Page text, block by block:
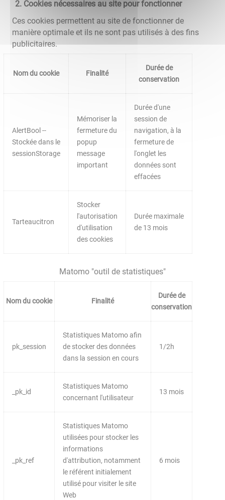
Cookies nécessaires au site pour fonctionner
Ces cookies permettent au site de fonctionner de
manière optimale et ils ne sont pas utilisés à des fins
publicitaires.
Nom du cookie Finalité
Durée de
conservation
AlertBool --
Stockée dans le
sessionStorage
Mémoriser la
fermeture du
popup
message
important
Durée d'une
session de
navigation, à la
fermeture de
l'onglet les
données sont
effacées
Tarteaucitron
Stocker
l'autorisation
d'utilisation
des cookies
Durée maximale
de 13 mois
Matomo "outil de statistiques"
Nom du cookie Finalité
Durée de
conservation
pk_session
Statistiques Matomo afin
de stocker des données
dans la session en cours
1/2h
_pk_id
Statistiques Matomo
concernant l'utilisateur
13 mois
_pk_ref
Statistiques Matomo
utilisées pour stocker les
informations
d'attribution, notamment
le référent initialement
utilisé pour visiter le site
Web
6 mois